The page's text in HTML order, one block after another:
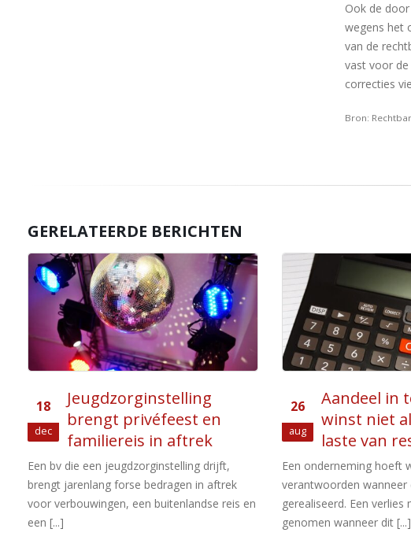
Ook de
wegens het
van de
vast voor
correcties
Bron:
GERELATEERDE BERICHTEN
26
aug
Aandeel in toekomstige
winst niet al eerder ten
laste van resultaat
Een onderneming hoeft winst fiscaal pas te
verantwoorden wanneer deze is
gerealiseerd. Een verlies mag worden
genomen wanneer dit [...]
12
mei
Onderzoek
klimaat- en
en tuinbouw
Naar aanleiding van een
Tweede Kamer is
invoering van een fiscale